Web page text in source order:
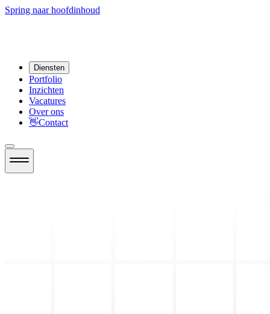
Spring naar hoofdinhoud
Diensten
Portfolio
Inzichten
Vacatures
Over ons
👋Contact